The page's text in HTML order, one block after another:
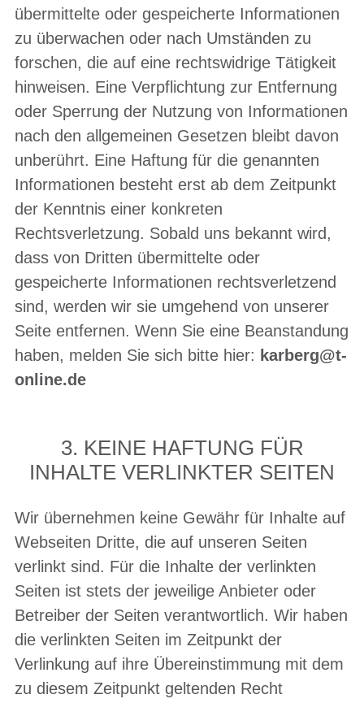
übermittelte oder gespeicherte Informationen
zu überwachen oder nach Umständen zu
forschen, die auf eine rechtswidrige Tätigkeit
hinweisen. Eine Verpflichtung zur Entfernung
oder Sperrung der Nutzung von Informationen
nach den allgemeinen Gesetzen bleibt davon
unberührt. Eine Haftung für die genannten
Informationen besteht erst ab dem Zeitpunkt
der Kenntnis einer konkreten
Rechtsverletzung. Sobald uns bekannt wird,
dass von Dritten übermittelte oder
gespeicherte Informationen rechtsverletzend
sind, werden wir sie umgehend von unserer
Seite entfernen. Wenn Sie eine Beanstandung
haben, melden Sie sich bitte hier: karberg@t-
online.de
3. KEINE HAFTUNG FÜR
INHALTE VERLINKTER SEITEN
Wir übernehmen keine Gewähr für Inhalte auf
Webseiten Dritte, die auf unseren Seiten
verlinkt sind. Für die Inhalte der verlinkten
Seiten ist stets der jeweilige Anbieter oder
Betreiber der Seiten verantwortlich. Wir haben
die verlinkten Seiten im Zeitpunkt der
Verlinkung auf ihre Übereinstimmung mit dem
zu diesem Zeitpunkt geltenden Recht